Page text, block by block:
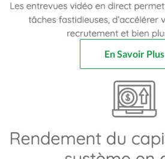
En Savoir Plus